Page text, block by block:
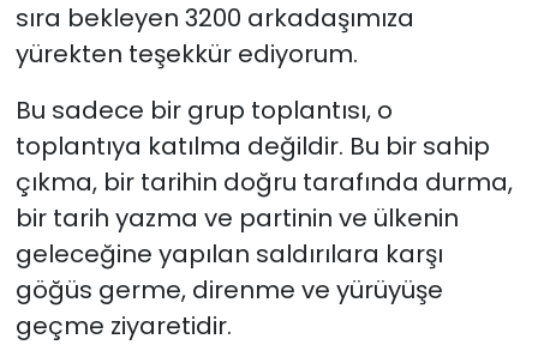
sıra bekleyen 3200 arkadaşımıza
yürekten teşekkür ediyorum.
Bu sadece bir grup toplantısı, o
toplantıya katılma değildir. Bu bir sahip
çıkma, bir tarihin doğru tarafında durma,
bir tarih yazma ve partinin ve ülkenin
geleceğine yapılan saldırılara karşı
göğüs germe, direnme ve yürüyüşe
geçme ziyaretidir.